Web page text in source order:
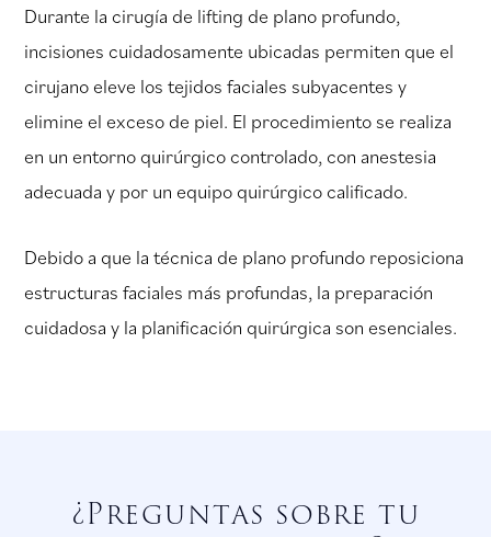
Durante la cirugía de lifting de plano profundo,
incisiones cuidadosamente ubicadas permiten que el
cirujano eleve los tejidos faciales subyacentes y
elimine el exceso de piel. El procedimiento se realiza
en un entorno quirúrgico controlado, con anestesia
adecuada y por un equipo quirúrgico calificado.
Debido a que la técnica de plano profundo reposiciona
estructuras faciales más profundas, la preparación
cuidadosa y la planificación quirúrgica son esenciales.
¿Preguntas sobre tu